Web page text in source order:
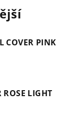
COVER PINK
ROSE LIGHT